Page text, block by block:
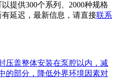
提供300个系列、2000种规格
延迟，最新信息，请直接联系
压盖整体安装在泵腔以内，减
的部分，降低外界环境因素对